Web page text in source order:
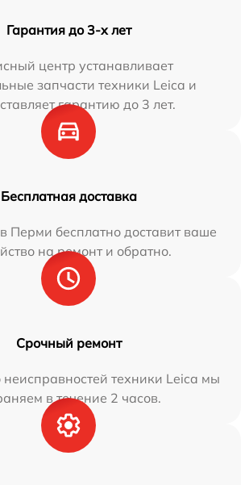
Гарантия до 3-х лет
центр устанавливает
запчасти техники Leica и
гарантию до 3 лет.
Бесплатная доставка
Перми бесплатно доставит ваше
на ремонт и обратно.
Срочный ремонт
техники Leica мы
в течение 2 часов.